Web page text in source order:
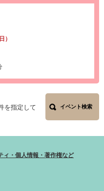
）
を指定して
イベント検索
ィ・個人情報・著作権など